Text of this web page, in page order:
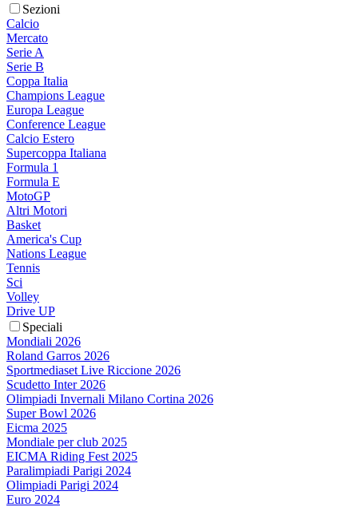
Sezioni
Calcio
Mercato
Serie A
Serie B
Coppa Italia
Champions League
Europa League
Conference League
Calcio Estero
Supercoppa Italiana
Formula 1
Formula E
MotoGP
Altri Motori
Basket
America's Cup
Nations League
Tennis
Sci
Volley
Drive UP
Speciali
Mondiali 2026
Roland Garros 2026
Sportmediaset Live Riccione 2026
Scudetto Inter 2026
Olimpiadi Invernali Milano Cortina 2026
Super Bowl 2026
Eicma 2025
Mondiale per club 2025
EICMA Riding Fest 2025
Paralimpiadi Parigi 2024
Olimpiadi Parigi 2024
Euro 2024